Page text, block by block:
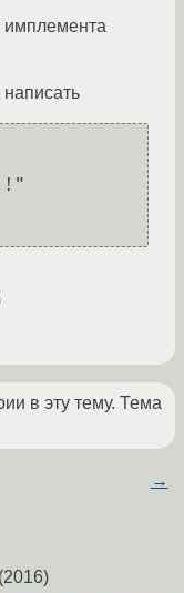
имплемента
в эту тему. Тема
→
(2016)